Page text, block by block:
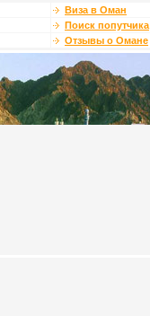
Виза в Оман
Поиск попутчика
Отзывы о Омане